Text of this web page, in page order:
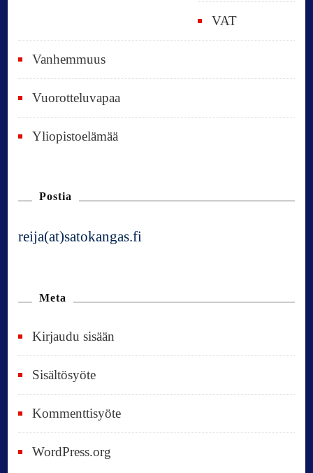
VAT
Vanhemmuus
Vuorotteluvapaa
Yliopistoelämää
Postia
reija(at)satokangas.fi
Meta
Kirjaudu sisään
Sisältösyöte
Kommenttisyöte
WordPress.org